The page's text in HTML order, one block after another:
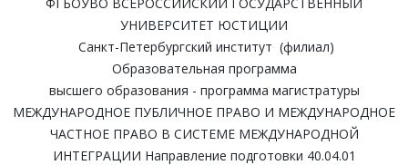
УНИВЕРСИТЕТ ЮСТИЦИИ
Санкт-Петербургский институт (филиал)
Образовательная программа
высшего образования - программа магистратуры
МЕЖДУНАРОДНОЕ ПУБЛИЧНОЕ ПРАВО И МЕЖДУНАРОДНОЕ
ЧАСТНОЕ ПРАВО В СИСТЕМЕ МЕЖДУНАРОДНОЙ
ИНТЕГРАЦИИ Направление подготовки 40.04.01